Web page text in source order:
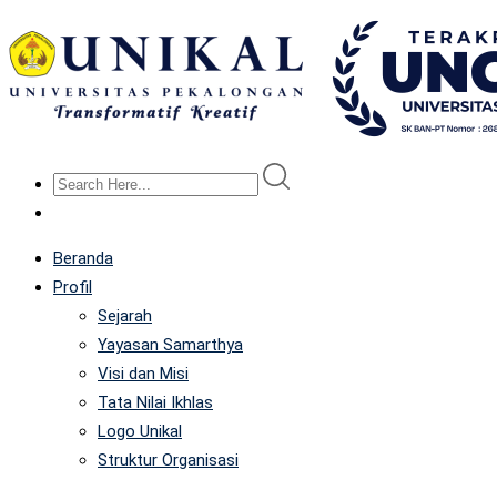
Beranda
Profil
Sejarah
Yayasan Samarthya
Visi dan Misi
Tata Nilai Ikhlas
Logo Unikal
Struktur Organisasi